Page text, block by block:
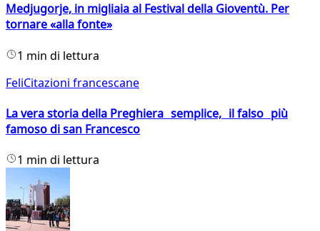
Medjugorje, in migliaia al Festival della Gioventù. Per
tornare «alla fonte»
1 min di lettura
FeliCitazioni francescane
La vera storia della Preghiera semplice, il falso più
famoso di san Francesco
1 min di lettura